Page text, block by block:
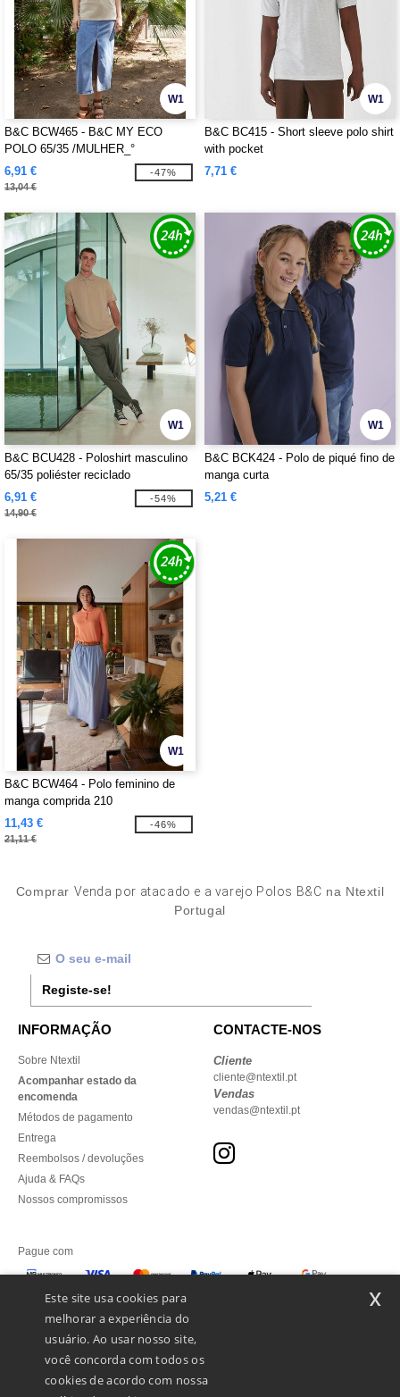
W1
B&C BCW465 - B&C MY ECO
POLO 65/35 /MULHER_°
6,91 €
13,04 €
-47%
W1
B&C BC415 - Short sleeve polo shirt
with pocket
7,71 €
W1
B&C BCU428 - Poloshirt masculino
65/35 poliéster reciclado
6,91 €
14,90 €
-54%
W1
B&C BCK424 - Polo de piqué fino de
manga curta
5,21 €
W1
B&C BCW464 - Polo feminino de
manga comprida 210
11,43 €
21,11 €
-46%
Comprar Venda por atacado e a varejo Polos B&C na Ntextil
Portugal
Registe-se!
INFORMAÇÃO
Sobre Ntextil
Acompanhar estado da
encomenda
Métodos de pagamento
Entrega
Reembolsos / devoluções
Ajuda & FAQs
Nossos compromissos
CONTACTE-NOS
Cliente
cliente@ntextil.pt
Vendas
vendas@ntextil.pt
Pague com
Enviamos com
Este site usa cookies para
melhorar a experiência do
usuário. Ao usar nosso site,
você concorda com todos os
cookies de acordo com nossa
x